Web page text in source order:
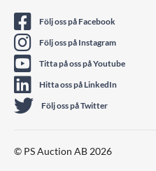
Följ oss på Facebook
Följ oss på Instagram
Titta på oss på Youtube
Hitta oss på LinkedIn
Följ oss på Twitter
© PS Auction AB 2026